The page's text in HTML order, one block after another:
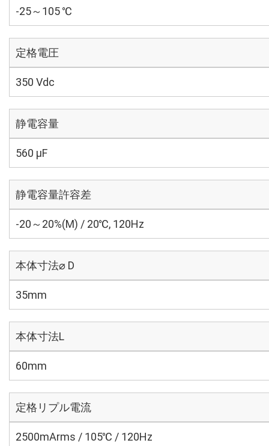
-25～105 ℃
定格電圧
350 Vdc
静電容量
560 µF
静電容量許容差
-20～20%(M) / 20℃, 120Hz
本体寸法⌀ D
35mm
本体寸法L
60mm
定格リプル電流
2500mArms / 105℃ / 120Hz